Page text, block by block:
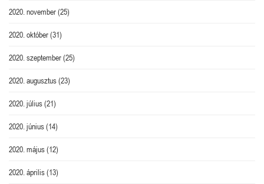
2020. november(25)
2020. október(31)
2020. szeptember(25)
2020. augusztus(23)
2020. július(21)
2020. június(14)
2020. május(12)
2020. április(13)